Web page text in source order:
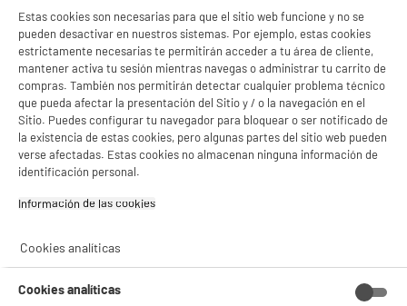
Garantía incluida :
Hastaagosto 2029
Características
Marca
- ofrecer publicidad y comunicaciones personalizadas
- facilitar el intercambio de contenido en las redes sociales
- analizar el tráfico en nuestro sitio web Consulta la política de cookies.
Consulta la política de cookies..
Si aceptas, la experiencia será aún mejor. Si no acepta, se utilizarán cookies
estadísticas anónimas basadas en tu navegación. Puedes oponerte a su uso
gestionando sus cookies.
¡Buena visita!
Estas cookies son necesarias para que el sitio web funcione y no se
pueden desactivar en nuestros sistemas. Por ejemplo, estas cookies
estrictamente necesarias te permitirán acceder a tu área de cliente,
mantener activa tu sesión mientras navegas o administrar tu carrito de
compras. También nos permitirán detectar cualquier problema técnico
que pueda afectar la presentación del Sitio y / o la navegación en el
Sitio. Puedes configurar tu navegador para bloquear o ser notificado de
la existencia de estas cookies, pero algunas partes del sitio web pueden
verse afectadas. Estas cookies no almacenan ninguna información de
identificación personal.
Información de las cookies‎
Cookies analíticas
Cookies analíticas